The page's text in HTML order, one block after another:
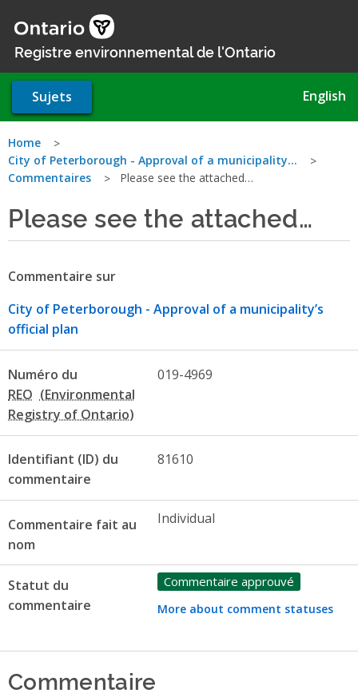
au
contenu
Registre environnemental de l'Ontario
Sujets English
Vous
êtes
ici
Home
City of Peterborough - Approval of a municipality…
Commentaires
Please see the attached…
Please see the attached…
Commentaire sur
City of Peterborough - Approval of a municipality’s
official plan
Numéro du
REO
019-4969
Identifiant (ID) du
commentaire
81610
Commentaire fait au
nom
Individual
Statut du
commentaire
Commentaire approuvé
More about comment statuses
Commentaire